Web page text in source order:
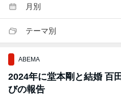
月別
テーマ別
ABEMA
2024年に堂本剛と結婚 百
びの報告